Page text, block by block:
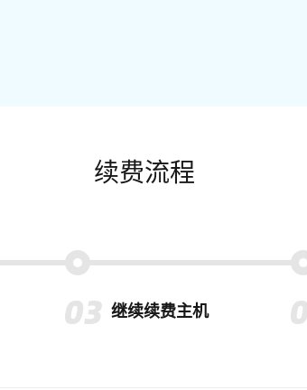
续费流程
继续续费主机